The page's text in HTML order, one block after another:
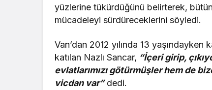
yüzlerine tükürdüğünü belirterek,
mücadeleyi sürdüreceklerini söyledi.
Van’dan 2012 yılında 13 yaşındayken
katılan Nazlı Sancar, “İçeri girip,
evlatlarımızı götürmüşler hem de
vicdan var”dedi.